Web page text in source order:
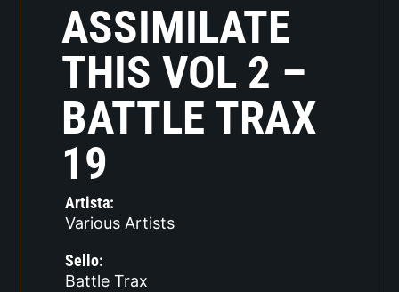
ASSIMILATE
THIS VOL 2 –
BATTLE TRAX
19
Artista:
Various Artists
Sello:
Battle Trax